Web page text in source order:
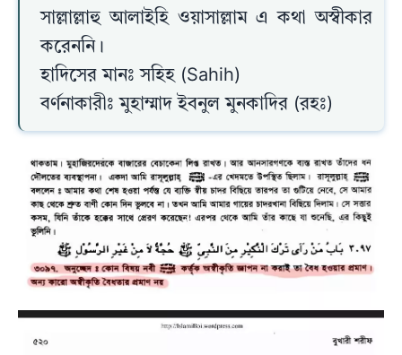
সাল্লাল্লাহু আলাইহি ওয়াসাল্লাম এ কথা অস্বীকার
করেননি।
হাদিসের মানঃ সহিহ (Sahih)
বর্ণনাকারীঃ মুহাম্মাদ ইবনুল মুনকাদির (রহঃ)